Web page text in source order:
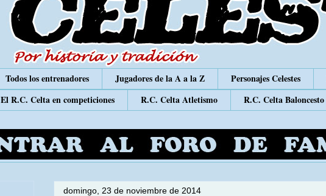
Todos los entrenadores Jugadores de la A a la Z Personajes Celestes
El R.C. Celta en competiciones R.C. Celta Atletismo R.C. Celta Baloncesto
domingo, 23 de noviembre de 2014